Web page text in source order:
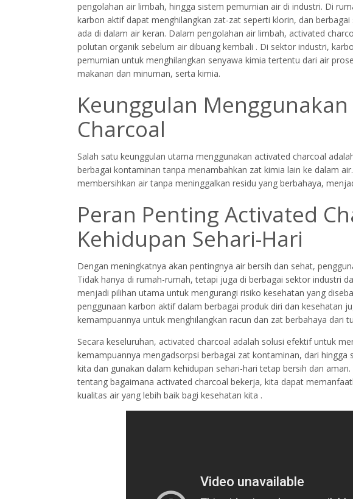
pengolahan air limbah, hingga sistem pemurnian air di industri. Di
karbon aktif dapat menghilangkan zat-zat seperti klorin, dan
ada di dalam air keran. Dalam pengolahan air limbah, activated
polutan organik sebelum air dibuang kembali . Di sektor industri,
pemurnian untuk menghilangkan senyawa kimia tertentu dari air
makanan dan minuman, serta kimia.
Keunggulan
Charcoal
Salah satu keunggulan utama menggunakan activated charcoal
berbagai kontaminan tanpa menambahkan zat kimia lain ke dalam
membersihkan air tanpa meninggalkan residu yang berbahaya,
Peran Penting Activated
Kehidupan Sehari-Hari
Dengan meningkatnya akan pentingnya air bersih dan sehat,
Tidak hanya di rumah-rumah, tetapi juga di berbagai sektor industri
menjadi pilihan utama untuk mengurangi risiko kesehatan yang
penggunaan karbon aktif dalam berbagai produk diri dan kesehatan
kemampuannya untuk menghilangkan racun dan zat berbahaya dari
Secara keseluruhan, activated charcoal adalah solusi efektif untuk
kemampuannya mengadsorpsi berbagai zat kontaminan, dari hingga
kita dan gunakan dalam kehidupan sehari-hari tetap bersih dan
tentang bagaimana activated charcoal bekerja, kita dapat
kualitas air yang lebih baik bagi kesehatan kita .